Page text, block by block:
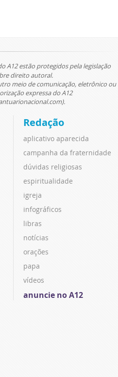
A12 estão protegidos pela legislação
direito autoral.
meio de comunicação, eletrônico ou
expressa do A12
Redação
aplicativo aparecida
campanha da fraternidade
dúvidas religiosas
espiritualidade
igreja
infográficos
libras
notícias
orações
papa
vídeos
anuncie no A12